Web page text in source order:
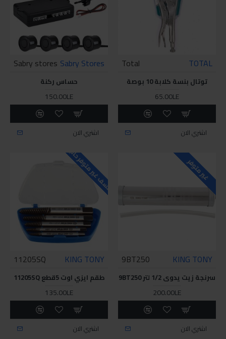
TOTAL
Total
توتال بنسة كلابة 10 بوصة
65.00LE
اشتري الان
Sabry Stores
Sabry stores
حساس ركنة
150.00LE
اشتري الان
غير متوفر
KING TONY
9BT250
سرنجة زيت يدوى 1/2 لتر 9BT250
200.00LE
اشتري الان
للاسف غير متوفر حاليا
KING TONY
11205SQ
طقم ايزي اوت 5قطع 11205SQ
135.00LE
اشتري الان